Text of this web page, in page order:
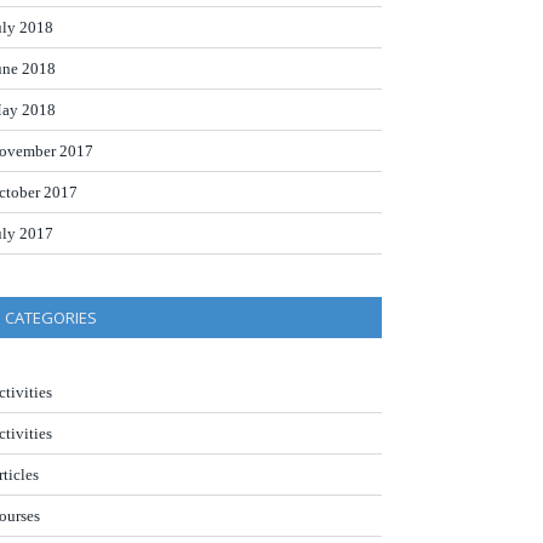
2018
2018
2018
2017
2017
2017
CATEGORIES